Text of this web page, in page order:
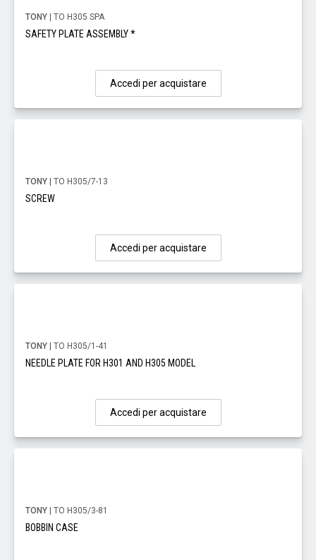
TONY | TO H305 SPA
SAFETY PLATE ASSEMBLY *
Accedi per acquistare
TONY | TO H305/7-13
SCREW
Accedi per acquistare
TONY | TO H305/1-41
NEEDLE PLATE FOR H301 AND H305 MODEL
Accedi per acquistare
TONY | TO H305/3-81
BOBBIN CASE